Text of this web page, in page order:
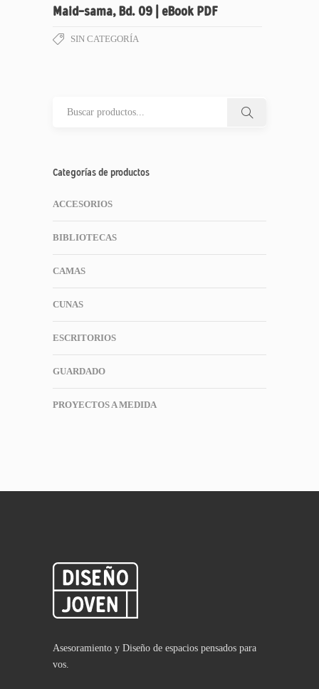
Maid-sama, Bd. 09 | eBook PDF
SIN CATEGORÍA
Categorías de productos
ACCESORIOS
BIBLIOTECAS
CAMAS
CUNAS
ESCRITORIOS
GUARDADO
PROYECTOS A MEDIDA
Asesoramiento y Diseño de espacios pensados para
vos.